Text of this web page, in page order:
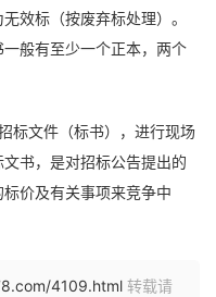
效标（按废弃标处理）。
般有至少一个正本，两个
标文件（标书），进行现场
书，是对招标公告提出的
价及有关事项来竞争中
4109.html 转载请